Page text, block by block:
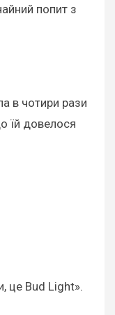
попит з
в чотири рази
їй довелося
це Bud Light».